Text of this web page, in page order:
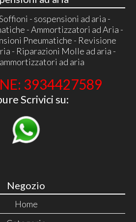
- sospensioni ad aria -
- Ammortizzatori ad Aria -
Pneumatiche - Revisione
- Riparazioni Molle ad aria -
ad aria
3934427589
Scrivici su:
Negozio
Home